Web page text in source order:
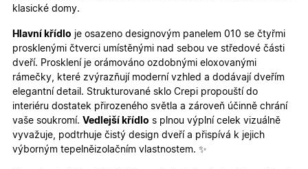
klasické domy.
Hlavní křídlo je osazeno designovým panelem 010 se čtyřmi
prosklenými čtverci umístěnými nad sebou ve středové části
dveří. Prosklení je orámováno ozdobnými eloxovanými
rámečky, které zvýrazňují moderní vzhled a dodávají dveřím
elegantní detail. Strukturované sklo Crepi propouští do
interiéru dostatek přirozeného světla a zároveň účinně chrání
vaše soukromí. Vedlejší křídlo s plnou výplní celek vizuálně
vyvažuje, podtrhuje čistý design dveří a přispívá k jejich
výborným tepelněizolačním vlastnostem. ✨